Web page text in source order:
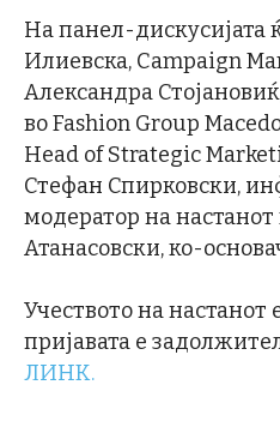
На панел-дискусијата
Илиевска, Campaign
Александра
во Fashion Group
Head of Strategic
Стефан Спирковски,
модератор на
Атанасовски, ко-
Учеството на настанот
пријавата е
ЛИНК.